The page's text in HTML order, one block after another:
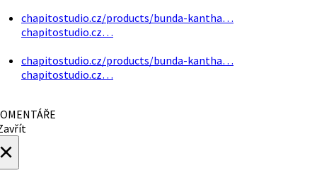
chapitostudio.cz/products/bunda-kantha…
chapitostudio.cz…
chapitostudio.cz/products/bunda-kantha…
chapitostudio.cz…